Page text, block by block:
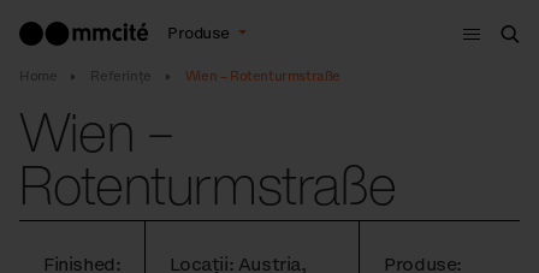
Produse
Meniu
Home Referințe Wien – Rotenturmstraße
Wien –
Rotenturmstraße
Finished:
Locații: Austria,
Produse: